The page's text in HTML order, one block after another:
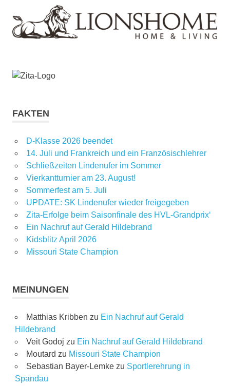
FAKTEN
D-Klasse 2026 beendet
14. Juli und Frankreich und ein Französischlehrer
Schließzeiten Lindenufer im Sommer
Vierkantturnier am 23. August!
Sommerfest am 5. Juli
UPDATE: SK Lindenufer wieder freigegeben
Zita-Erfolge beim Saisonfinale des HVL-Grandprix‘
Ein Nachruf auf Gerald Hildebrand
Kidsblitz April 2026
Missouri State Champion
MEINUNGEN
Matthias Kribben zu Ein Nachruf auf Gerald
Hildebrand
Veit Godoj zu Ein Nachruf auf Gerald Hildebrand
Moutard zu Missouri State Champion
Sebastian Bayer-Lemkezu Sportlerehrung in
Spandau